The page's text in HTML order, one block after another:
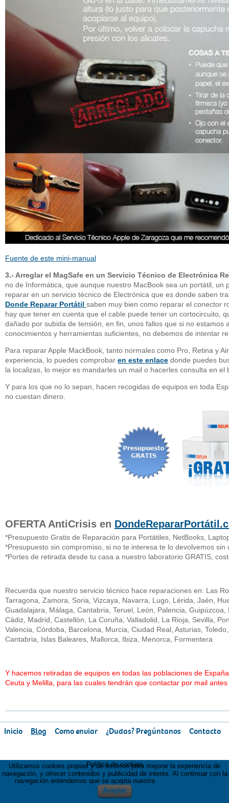
Fuente de este mini-manual
3.- Arreglar el MagSafe en un Servicio Técnico de Electrónica
no de Informática, que aunque nuestro MacBook sea un portátil, un
reparar en un servicio técnico de Electrónica que es donde saben
Donde Reparar Portátil saben muy bien como reparar el conector
hay que tener en cuenta que el cable puede tener un cortocircuito,
dañado por subida de tensión, en fin, unos fallos que si no estamos
conocimientos y herramientas suficientes, no debemos de intentar
Para reparar Apple MackBook, tanto normales como Pro, Retina y
experiencia, lo puedes comprobar en este enlace donde puedes
la localizas, lo mejor es mandarles un mail o hacerles consulta en el
Y para los que no lo sepan, hacen recogidas de equipos en toda
no cuestan dinero.
OFERTA AntiCrisis en
*Presupuesto Gratis de Reparación para Portátiles, NetBooks,
*Presupuesto sin compromiso, si no te interesa te lo devolvemos sin
*Portes de retirada desde tu casa a nuestro laboratorio GRATIS,
Recuerda que nuestro servicio técnico hace reparaciones en: Las
Tarragona, Zamora, Soria, Vizcaya, Navarra, Lugo, Lérida, Jaén,
Guadalajara, Málaga, Cantabria, Teruel, León, Palencia,
Cádiz, Madrid, Castellón, La Coruña, Valladolid, La Rioja, Sevilla,
Valencia, Córdoba, Barcelona, Murcia, Ciudad Real, Asturias,
Cantabria, Islas Baleares, Mallorca, Ibiza, Menorca, Formentera
Y hacemos retiradas de equipos en todas las poblaciones de
Ceuta y Melilla, para las cuales tendrán que contactar por mail
Inicio Blog Como enviar ¿Dudas? Pregúntanos Contacto
Utilizamos cookies propias y de terceros para mejorar la experiencia de
navegación, y ofrecer contenidos y publicidad de interés. Al continuar con la
navegación entendemos que se acepta nuestra
.
Aceptar
Política de cookies